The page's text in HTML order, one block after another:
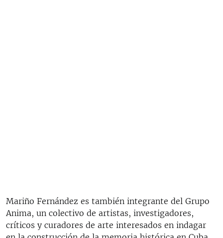
Mariño Fernández es también integrante del Grupo
Anima, un colectivo de artistas, investigadores,
críticos y curadores de arte interesados en indagar